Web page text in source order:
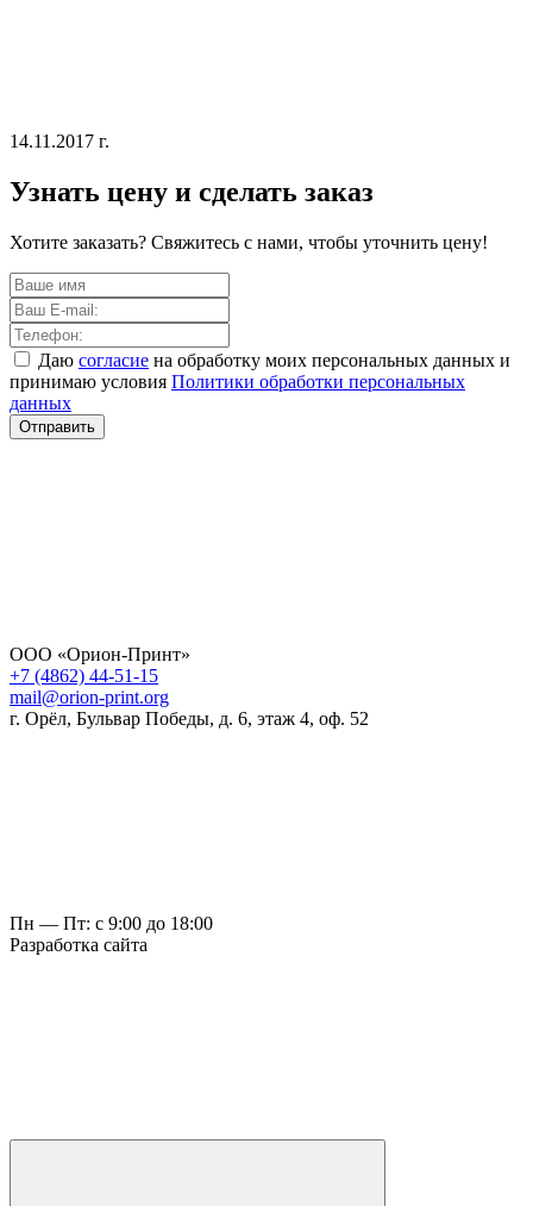
14.11.2017 г.
Узнать цену и сделать заказ
Хотите заказать? Свяжитесь с нами, чтобы уточнить цену!
Даю согласие на обработку моих персональных данных и
принимаю условия Политики обработки персональных
данных
Отправить
ООО «Орион-Принт»
+7 (4862) 44-51-15
mail@orion-print.org
г. Орёл, Бульвар Победы, д. 6, этаж 4, оф. 52
Пн — Пт: с 9:00 до 18:00
Разработка сайта